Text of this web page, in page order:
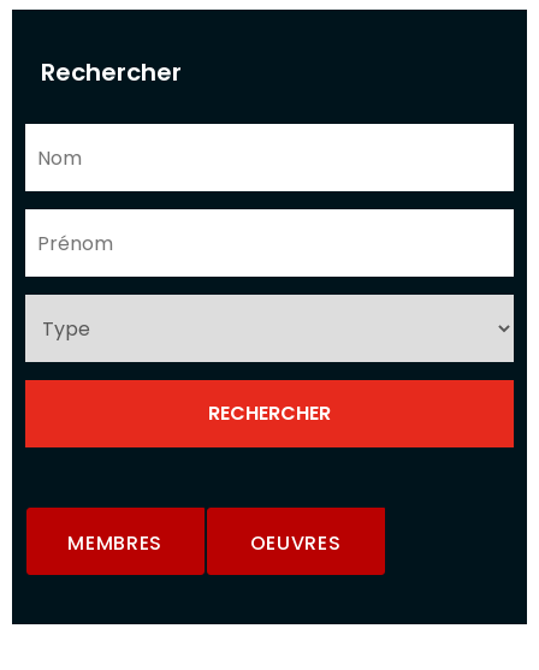
Rechercher
MEMBRES OEUVRES